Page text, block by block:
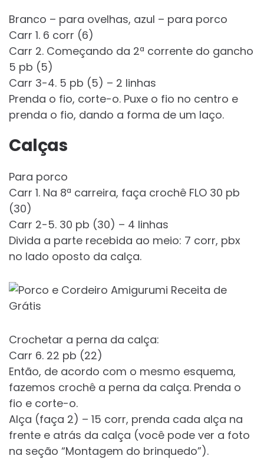
Branco – para ovelhas, azul – para porco
Carr 1. 6 corr (6)
Carr 2. Começando da 2ª corrente do gancho
5 pb (5)
Carr 3-4. 5 pb (5) – 2 linhas
Prenda o fio, corte-o. Puxe o fio no centro e
prenda o fio, dando a forma de um laço.
Calças
Para porco
Carr 1. Na 8ª carreira, faça crochê FLO 30 pb
(30)
Carr 2-5. 30 pb (30) – 4 linhas
Divida a parte recebida ao meio: 7 corr, pbx
no lado oposto da calça.
Crochetar a perna da calça:
Carr 6. 22 pb (22)
Então, de acordo com o mesmo esquema,
fazemos crochê a perna da calça. Prenda o
fio e corte-o.
Alça (faça 2) – 15 corr, prenda cada alça na
frente e atrás da calça (você pode ver a foto
na seção “Montagem do brinquedo”).